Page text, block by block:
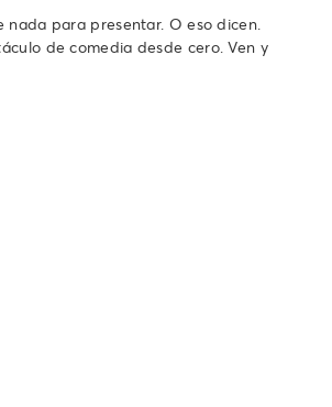
nada para presentar. O eso dicen.
de comedia desde cero. Ven y